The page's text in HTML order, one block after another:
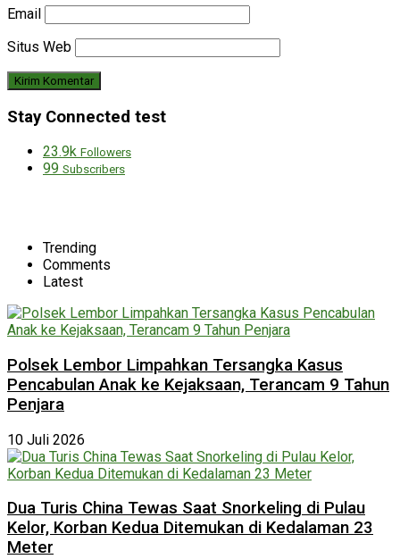
Email
Situs Web
Stay Connected test
23.9k Followers
99 Subscribers
Trending
Comments
Latest
Polsek Lembor Limpahkan Tersangka Kasus
Pencabulan Anak ke Kejaksaan, Terancam 9 Tahun
Penjara
10 Juli 2026
Dua Turis China Tewas Saat Snorkeling di Pulau
Kelor, Korban Kedua Ditemukan di Kedalaman 23
Meter